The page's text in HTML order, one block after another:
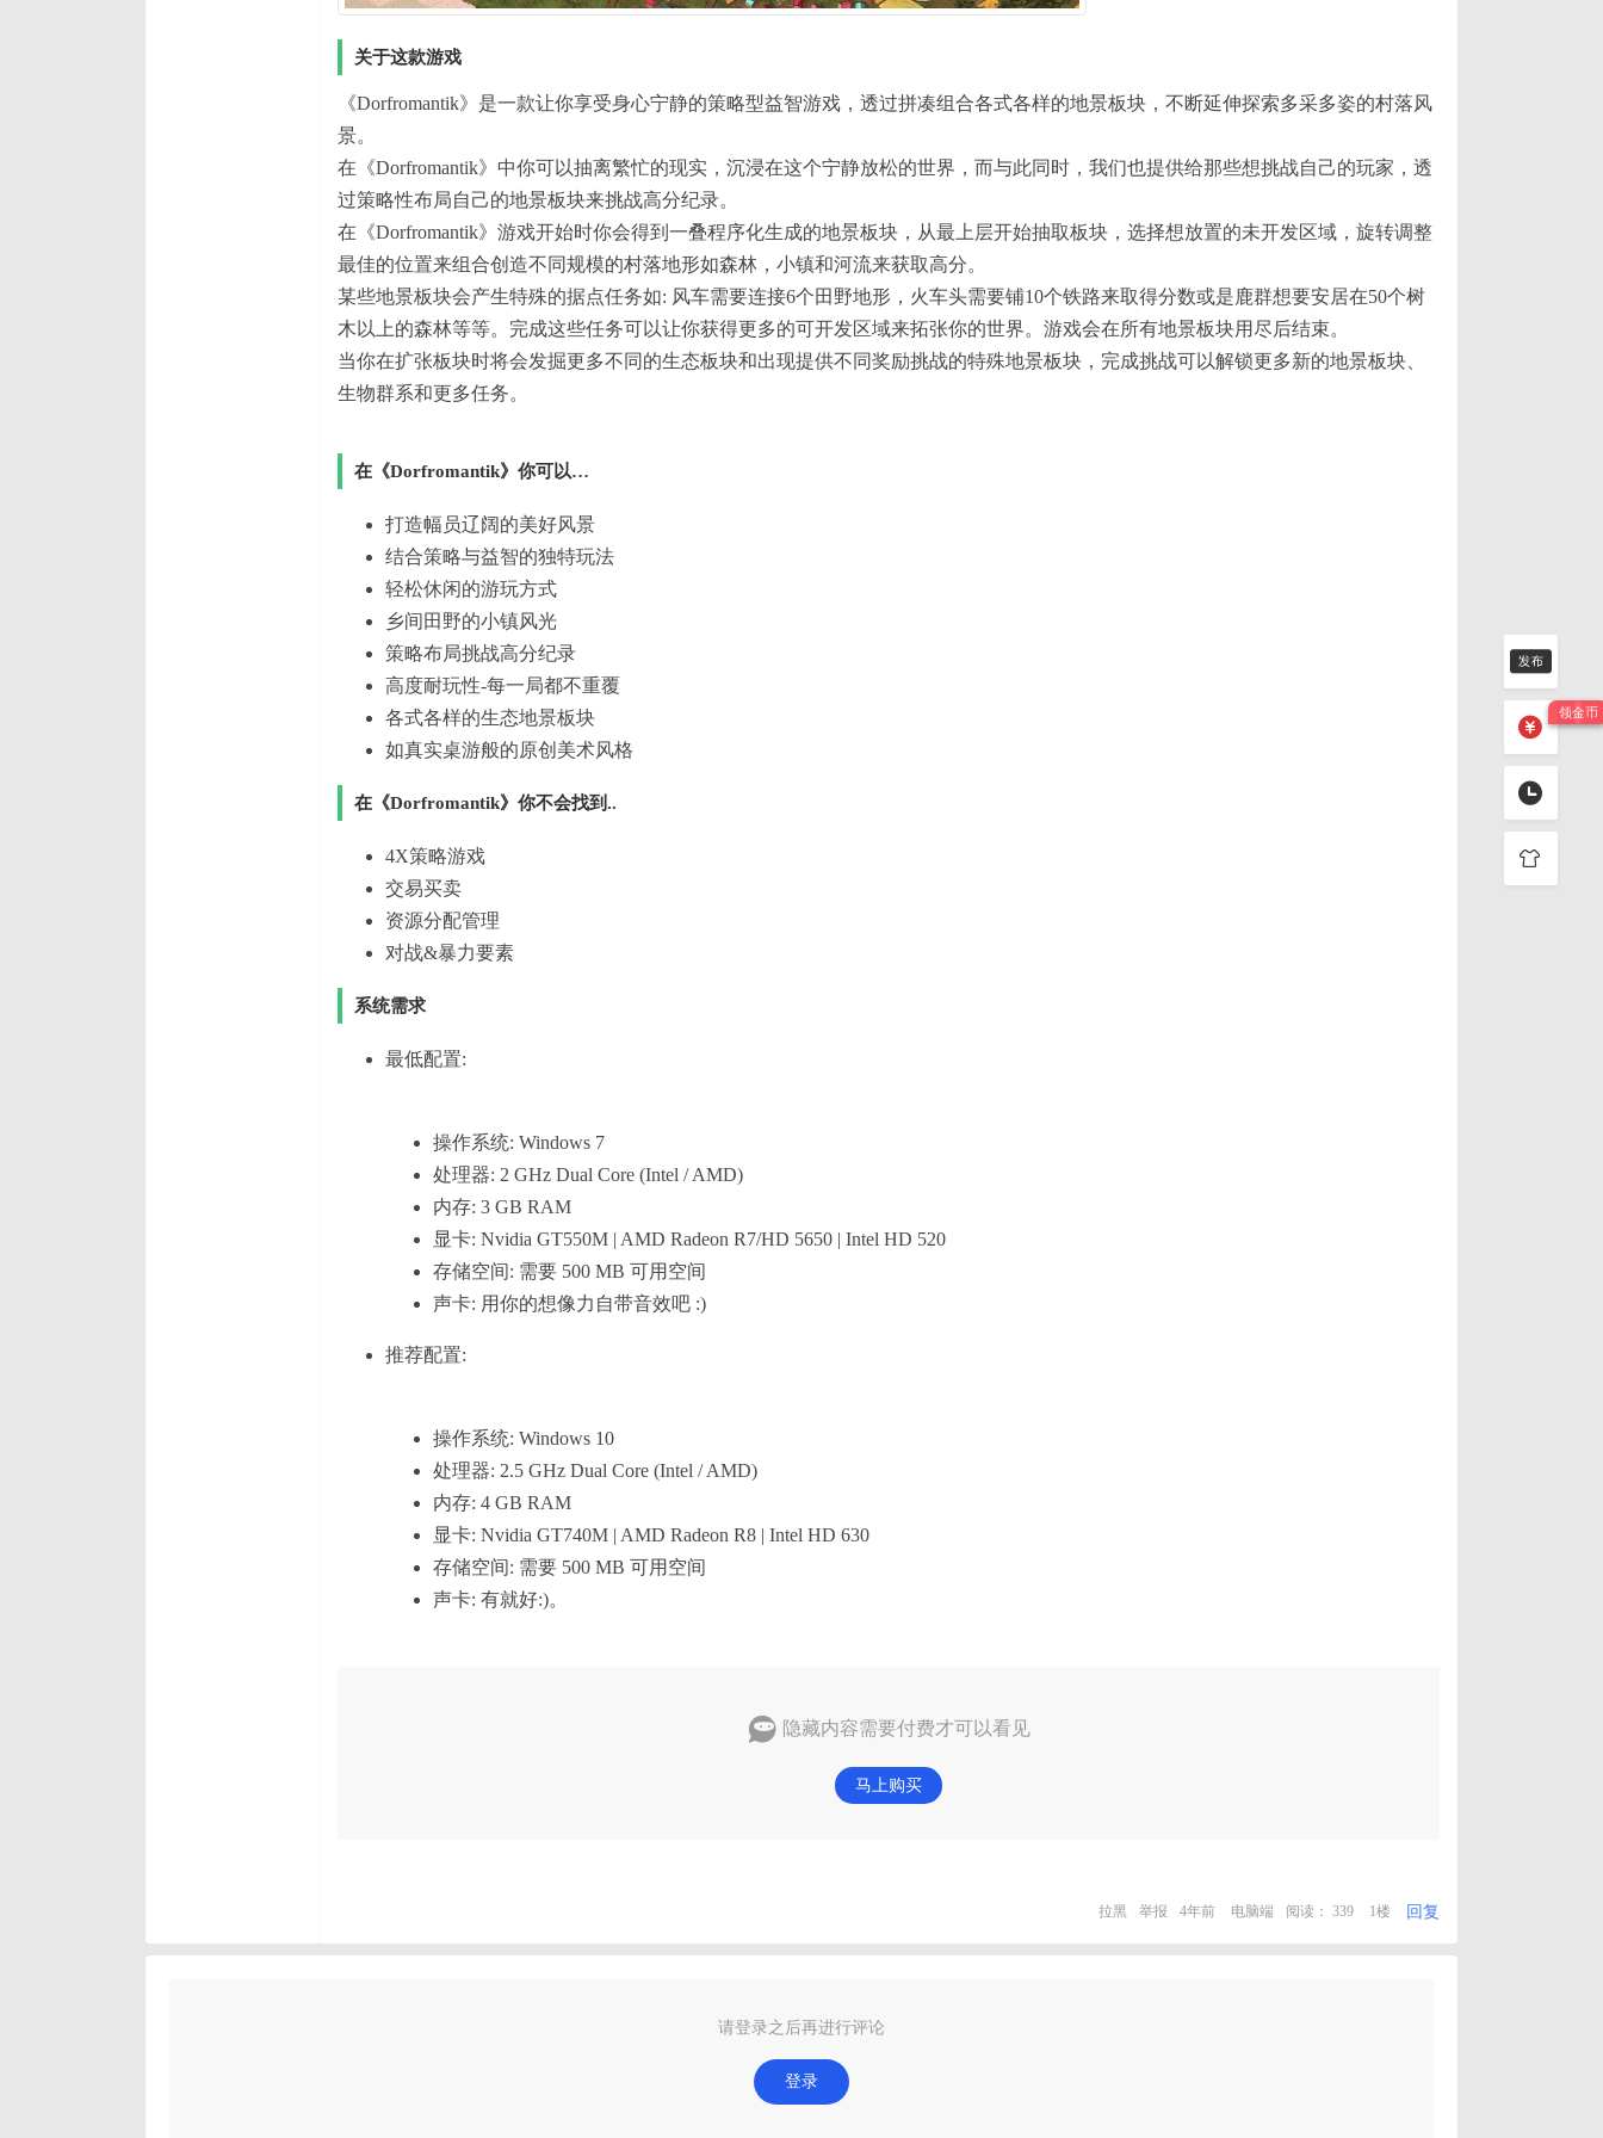
关于这款游戏
《Dorfromantik》是一款让你享受身心宁静的策略型益智游戏，透过拼凑组合各式各样的地景板块，不断延伸探索多采多姿的村落风
景。
在《Dorfromantik》中你可以抽离繁忙的现实，沉浸在这个宁静放松的世界，而与此同时，我们也提供给那些想挑战自己的玩家，透
过策略性布局自己的地景板块来挑战高分纪录。
在《Dorfromantik》游戏开始时你会得到一叠程序化生成的地景板块，从最上层开始抽取板块，选择想放置的未开发区域，旋转调整
最佳的位置来组合创造不同规模的村落地形如森林，小镇和河流来获取高分。
某些地景板块会产生特殊的据点任务如: 风车需要连接6个田野地形，火车头需要铺10个铁路来取得分数或是鹿群想要安居在50个树
木以上的森林等等。完成这些任务可以让你获得更多的可开发区域来拓张你的世界。游戏会在所有地景板块用尽后结束。
当你在扩张板块时将会发掘更多不同的生态板块和出现提供不同奖励挑战的特殊地景板块，完成挑战可以解锁更多新的地景板块、
生物群系和更多任务。
在《Dorfromantik》你可以…
打造幅员辽阔的美好风景
结合策略与益智的独特玩法
轻松休闲的游玩方式
乡间田野的小镇风光
策略布局挑战高分纪录
高度耐玩性-每一局都不重覆
各式各样的生态地景板块
如真实桌游般的原创美术风格
在《Dorfromantik》你不会找到..
4X策略游戏
交易买卖
资源分配管理
对战&暴力要素
系统需求
最低配置:
操作系统: Windows 7
处理器: 2 GHz Dual Core (Intel / AMD)
内存: 3 GB RAM
显卡: Nvidia GT550M | AMD Radeon R7/HD 5650 | Intel HD 520
存储空间: 需要 500 MB 可用空间
声卡: 用你的想像力自带音效吧 :)
推荐配置:
操作系统: Windows 10
处理器: 2.5 GHz Dual Core (Intel / AMD)
内存: 4 GB RAM
显卡: Nvidia GT740M | AMD Radeon R8 | Intel HD 630
存储空间: 需要 500 MB 可用空间
声卡: 有就好:)。
隐藏内容需要付费才可以看见
马上购买
拉黑 举报 4年前 电脑端 阅读： 339 1楼 回复
请登录之后再进行评论
登录